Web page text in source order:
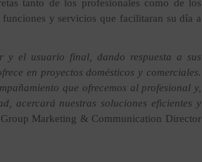
tanto de los profesionales como de los
y servicios que facilitaran su día a
y el usuario final, dando respuesta a sus
en proyectos domésticos y comerciales.
que ofrecemos al profesional y,
acercará nuestras soluciones eficientes y
Marketing & Communication Director